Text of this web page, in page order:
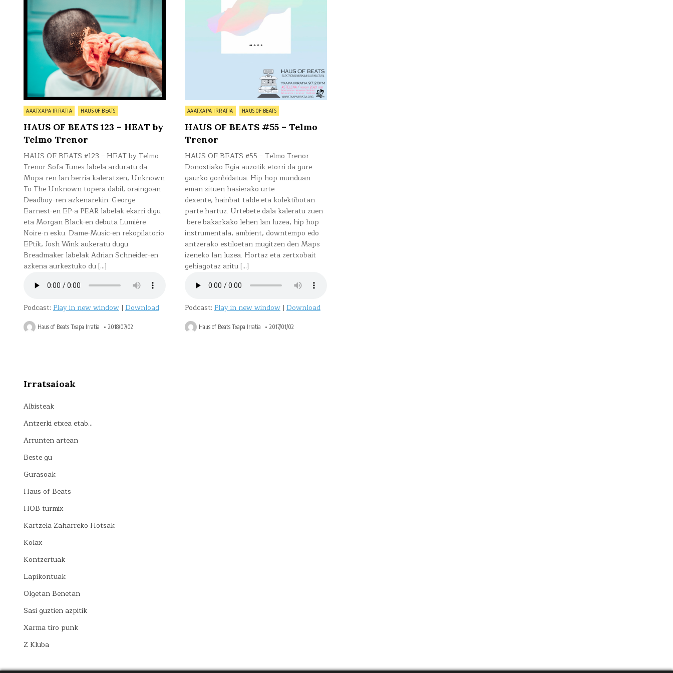
Posted
AAATXAPA IRRATIA HAUS OF BEATS
HAUS OF BEATS 123 – HEAT by
Telmo Trenor
HAUS OF BEATS #123 – HEAT by Telmo
Trenor Sofa Tunes labela arduratu da
Mopa-ren lan berria kaleratzen, Unknown
To The Unknown topera dabil, oraingoan
Deadboy-ren azkenarekin. George
Earnest-en EP-a PEAR labelak ekarri digu
eta Morgan Black-en debuta Lumiére
Noire-n esku. Dame-Music-en rekopilatorio
EPtik, Josh Wink aukeratu dugu.
Breadmaker labelak Adrian Schneider-en
azkena aurkeztuko du […]
Podcast: Play in new window | Download
Haus of Beats Txapa Irratia 2018/07/02
Posted
AAATXAPA IRRATIA HAUS OF BEATS
HAUS OF BEATS #55 – Telmo
Trenor
HAUS OF BEATS #55 – Telmo Trenor
Donostiako Egia auzotik etorri da gure
gaurko gonbidatua. Hip hop munduan
eman zituen hasierako urte
dexente, hainbat talde eta kolektibotan
parte hartuz. Urtebete dala kaleratu zuen
bere bakarkako lehen lan luzea, hip hop
instrumentala, ambient, downtempo edo
antzerako estiloetan mugitzen den Maps
izeneko lan luzea. Hortaz eta zertxobait
gehiagotaz aritu […]
Podcast: Play in new window| Download
Haus of Beats Txapa Irratia 2017/01/02
Irratsaioak
Albisteak
Antzerki etxea etab…
Arrunten artean
Beste gu
Gurasoak
Haus of Beats
HOB turmix
Kartzela Zaharreko Hotsak
Kolax
Kontzertuak
Lapikontuak
Olgetan Benetan
Sasi guztien azpitik
Xarma tiro punk
Z Kluba